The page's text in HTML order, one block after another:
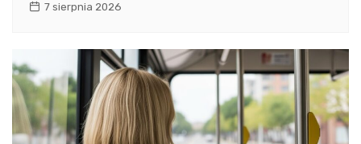
7 sierpnia 2026